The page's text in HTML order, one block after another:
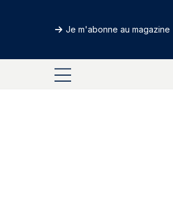
Je m'abonne au magazine